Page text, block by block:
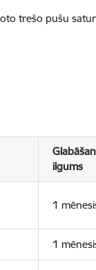
trešo pušu
ilgums
1
1